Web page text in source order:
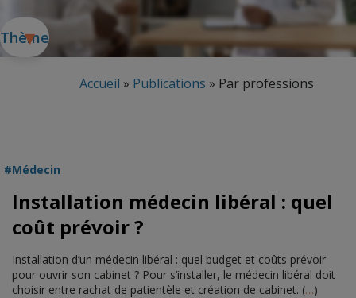
Thème
Accueil » Publications » Par professions
Médecin
Installation médecin libéral : quel
coût prévoir ?
Installation d’un médecin libéral : quel budget et coûts prévoir
pour ouvrir son cabinet ? Pour s’installer, le médecin libéral doit
choisir entre rachat de patientèle et création de cabinet. (…)